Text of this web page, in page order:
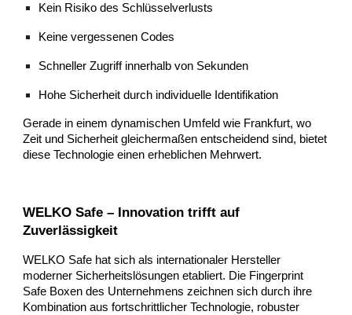
Kein Risiko des Schlüsselverlusts
Keine vergessenen Codes
Schneller Zugriff innerhalb von Sekunden
Hohe Sicherheit durch individuelle Identifikation
Gerade in einem dynamischen Umfeld wie Frankfurt, wo
Zeit und Sicherheit gleichermaßen entscheidend sind, bietet
diese Technologie einen erheblichen Mehrwert.
WELKO Safe – Innovation trifft auf
Zuverlässigkeit
WELKO Safe hat sich als internationaler Hersteller
moderner Sicherheitslösungen etabliert. Die Fingerprint
Safe Boxen des Unternehmens zeichnen sich durch ihre
Kombination aus fortschrittlicher Technologie, robuster